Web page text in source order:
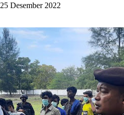
25 Desember 2022